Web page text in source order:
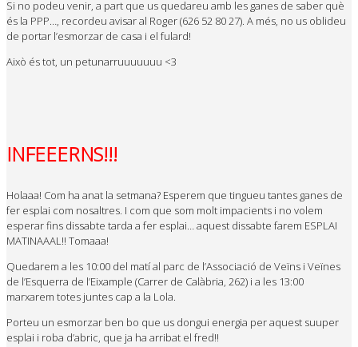
Si no podeu venir, a part que us quedareu amb les ganes de saber què
és la PPP…, recordeu avisar al Roger (626 52 80 27). A més, no us oblideu
de portar l’esmorzar de casa i el fulard!
Això és tot, un petunarruuuuuuu <3
INFEEERNS!!!
Holaaa! Com ha anat la setmana? Esperem que tingueu tantes ganes de
fer esplai com nosaltres. I com que som molt impacients i no volem
esperar fins dissabte tarda a fer esplai… aquest dissabte farem ESPLAI
MATINAAAL!! Tomaaa!
Quedarem a les 10:00 del matí al parc de l’Associació de Veïns i Veïnes
de l’Esquerra de l’Eixample (Carrer de Calàbria, 262) i a les 13:00
marxarem totes juntes cap a la Lola.
Porteu un esmorzar ben bo que us dongui energia per aquest suuper
esplai i roba d’abric, que ja ha arribat el fred!!